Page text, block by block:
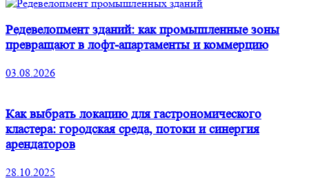
Редевелопмент зданий: как промышленные зоны
превращают в лофт-апартаменты и коммерцию
03.08.2026
Как выбрать локацию для гастрономического
кластера: городская среда, потоки и синергия
арендаторов
28.10.2025